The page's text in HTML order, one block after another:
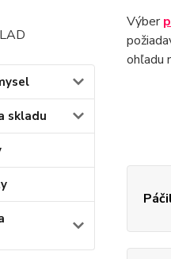
skladu
Výber
ohľadu